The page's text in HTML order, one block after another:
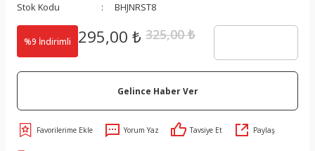
Stok Kodu
BHJNRST8
%9 İndirimli 295,00 ₺ 325,00 ₺
Gelince Haber Ver
Yorum Yaz Tavsiye Et Paylaş